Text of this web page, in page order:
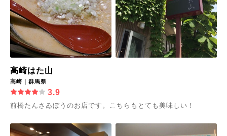
高崎はた山
高崎｜群馬県
3.9
前橋たんさゐぼうのお店です。こちらもとても美味しい！